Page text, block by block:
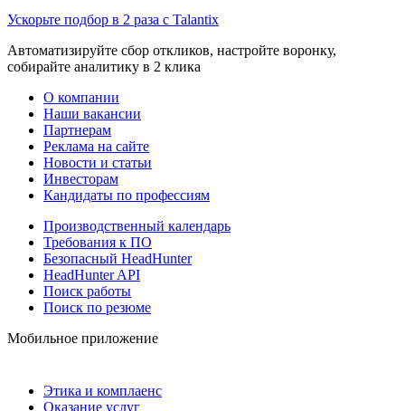
Ускорьте подбор в 2 раза с Talantix
Автоматизируйте сбор откликов, настройте воронку,
собирайте аналитику в 2 клика
О компании
Наши вакансии
Партнерам
Реклама на сайте
Новости и статьи
Инвесторам
Кандидаты по профессиям
Производственный календарь
Требования к ПО
Безопасный HeadHunter
HeadHunter API
Поиск работы
Поиск по резюме
Мобильное приложение
Этика и комплаенс
Оказание услуг